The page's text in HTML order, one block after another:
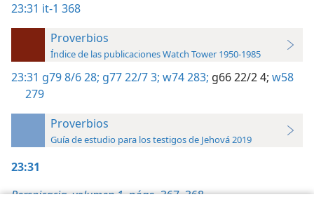
23:31 it-1 368
Proverbios
Índice de las publicaciones Watch Tower 1950-1985
23:31 g79 8/6 28; g77 22/7 3; w74 283; g66 22/2 4; w58
279
Proverbios
Guía de estudio para los testigos de Jehová 2019
23:31
Perspicacia, volumen 1,págs. 367, 368